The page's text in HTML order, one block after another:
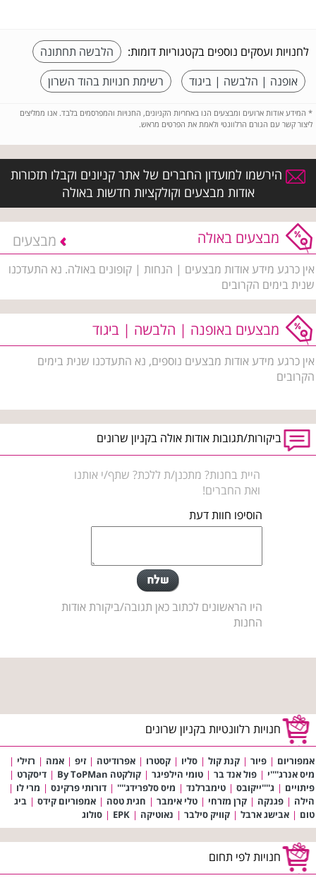
לחנויות ועסקים נוספים בקטגוריות דומות:
הלבשה תחתונה
אופנה | הלבשה | ביגוד
רשימת חנויות בהוד השרון
* המידע אודות ארועים ומבצעים הנו באחריות הקניונים, החנויות והמפרסמים בלבד. אנו ממליצים
ליצור קשר עם הגורם הרלוונטי ולאמת את הפרטים מראש.
הירשמו למועדון החברים של אתר קניונים וקבלו תזכורות
אודות מבצעים וקולקציות חדשות באולה
מבצעים באולה מבצעים
אין כרגע מידע אודות מבצעים | הנחות | קופונים באולה. נא התעדכנו
שנית בימים הקרובים
מבצעים באופנה | הלבשה | ביגוד
אין כרגע מידע אודות מבצעים נוספים, נא התעדכנו שנית בימים
הקרובים
ביקורות/תגובות אודות אולה בקניון שרונים
היית בחנות? מתכנן/ת ללכת? שתף/י אותנו
ואת החברים!
הוסיפו חוות דעת
היו הראשונים לכתוב כאן תגובה/ביקורת אודות
החנות
חנויות רלוונטיות בקניון שרונים
אמפוריום | פיור | קנת קול | סליו | קסטרו | אפרודיטה | זיפ | אמה | רזילי |
מיס אנרג''''י | פול אנד בר | טומי הילפיגר | קולקטה By ToPMan | דיסקרט |
פיתויים | ג''''ייקובס | טימברלנד | מיס סלפרידג'''' | דורותי פרקינס | מרי לו |
הילה | פגנקה | קרן מזרחי | טלי אימבר | חגית טסה | אמפוריום קידס | ביג
טום | אבישג ארבל | קוויק סילבר | נאוטיקה |
EPK
| סולוג
חנויות לפי תחום